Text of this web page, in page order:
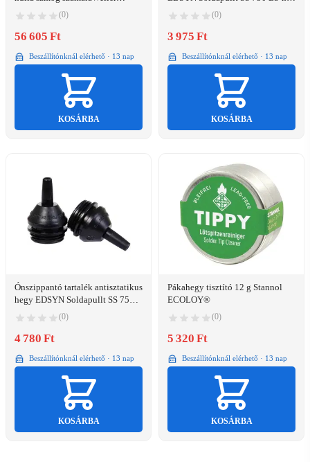
T0058762857
(0)
56 605 Ft
Beszállítónknál elérhető · 13 nap
KOSÁRBA
Edsyn LS751(0)
3 975 Ft
Beszállítónknál elérhető · 13 nap
KOSÁRBA
Ónszippantó tartalék antisztatikus
hegy EDSYN Soldapullt SS 750
LS-hez Edsyn LS 363
(0)
4 780 Ft
Beszállítónknál elérhető · 13 nap
KOSÁRBA
Pákahegy tisztító 12 g Stannol
ECOLOY®
(0)
5 320 Ft
Beszállítónknál elérhető · 13 nap
KOSÁRBA